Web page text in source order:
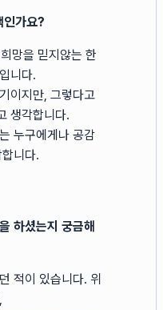
인가요?
망을 믿지않는 한
니다.
이지만, 그렇다고
생각합니다.
누구에게나 공감
니다.
하셨는지 궁금해
적이 있습니다. 위